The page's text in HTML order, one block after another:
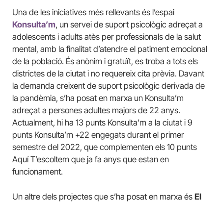
Una de les iniciatives més rellevants és l’espai
Konsulta’m, un servei de suport psicològic adreçat a
adolescents i adults atès per professionals de la salut
mental, amb la finalitat d’atendre el patiment emocional
de la població. És anònim i gratuït, es troba a tots els
districtes de la ciutat i no requereix cita prèvia. Davant
la demanda creixent de suport psicològic derivada de
la pandèmia, s’ha posat en marxa un Konsulta’m
adreçat a persones adultes majors de 22 anys.
Actualment, hi ha 13 punts Konsulta’m a la ciutat i 9
punts Konsulta’m +22 engegats durant el primer
semestre del 2022, que complementen els 10 punts
Aquí T’escoltem que ja fa anys que estan en
funcionament.
Un altre dels projectes que s’ha posat en marxa és El